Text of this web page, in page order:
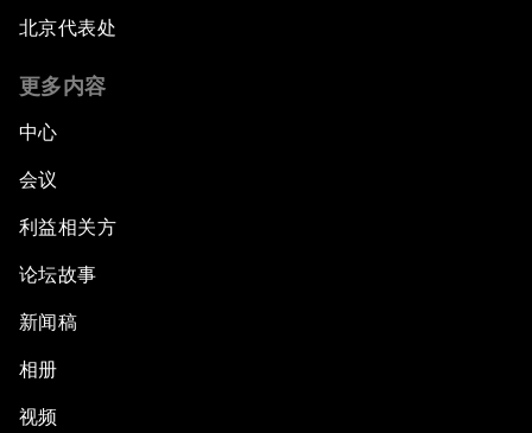
北京代表处
更多内容
中心
会议
利益相关方
论坛故事
新闻稿
相册
视频